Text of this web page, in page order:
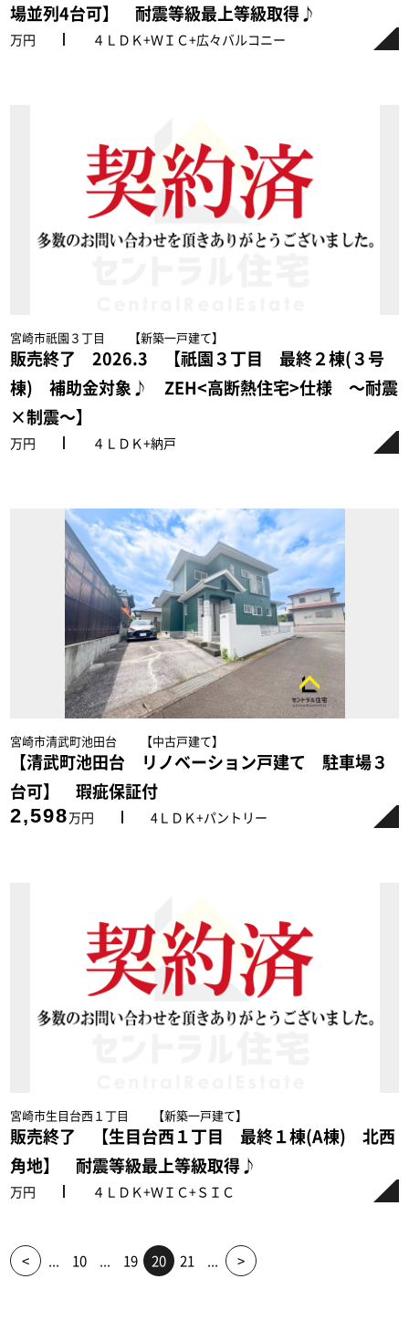
場並列4台可】 耐震等級最上等級取得♪
万円 ４ＬＤＫ+ＷＩＣ+広々バルコニー
宮崎市祇園３丁目 【新築一戸建て】
販売終了 2026.3 【祇園３丁目 最終２棟(３号
棟) 補助金対象♪ ZEH<高断熱住宅>仕様 ～耐震
×制震～】
万円 ４ＬＤＫ+納戸
宮崎市清武町池田台 【中古戸建て】
【清武町池田台 リノベーション戸建て 駐車場３
台可】 瑕疵保証付
2,598万円 4ＬＤＫ+パントリー
宮崎市生目台西１丁目 【新築一戸建て】
販売終了 【生目台西１丁目 最終１棟(A棟) 北西
角地】 耐震等級最上等級取得♪
万円 ４ＬＤＫ+ＷＩＣ+ＳＩＣ
< ... 10 ... 19 20 21 ... >